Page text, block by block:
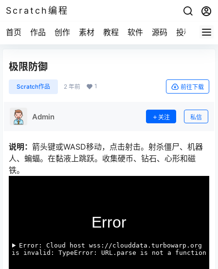
Scratch编程
首页 作品 创作 素材 教程 软件 源码 投稿 关于
极限防御
Scratch作品 2 年前 1 前往下载
Admin 关注 私信
说明： 箭头键或WASD移动，点击射击。射杀僵尸、机器
人、蝙蝠。在黏液上跳跃。收集硬币、钻石、心形和磁
铁。